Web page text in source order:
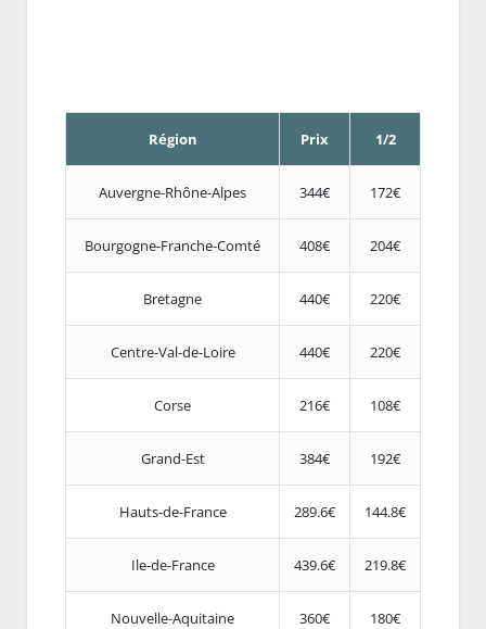
Région Prix 1/2
Auvergne-Rhône-Alpes 344€ 172€
Bourgogne-Franche-Comté 408€ 204€
Bretagne 440€ 220€
Centre-Val-de-Loire 440€ 220€
Corse 216€ 108€
Grand-Est 384€ 192€
Hauts-de-France 289.6€ 144.8€
Ile-de-France 439.6€ 219.8€
Nouvelle-Aquitaine 360€ 180€